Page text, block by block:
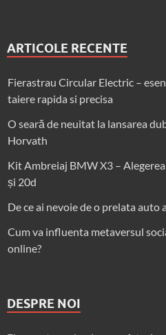
ARTICOLE RECENTE
Fierastrau Circular Electric –
taiere rapida si precisa
O seară de neuitat la lansarea
Horvath
Kit Ambreiaj BMW X3 –
și 20d
De ce ai nevoie de o prelata auto
Cum va influenta metaversul
online?
DESPRE NOI